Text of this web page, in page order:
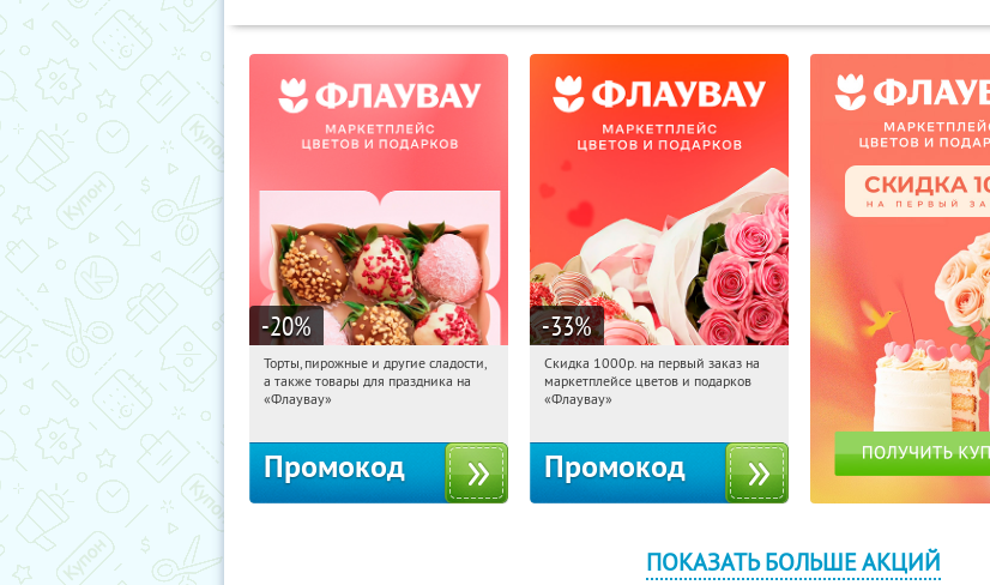
-20%
15:04:44 Получили:
Россия
Торты, пирожные и другие сладости,
а также товары для праздника на
«Флаувау»
Промокод
-33%
15:04:44 Получили:
Россия
Скидка 1000р. на первый заказ на
маркетплейсе цветов и подарков
«Флаувау»
Промокод
ПОКАЗАТЬ БОЛЬШЕ АКЦИЙ